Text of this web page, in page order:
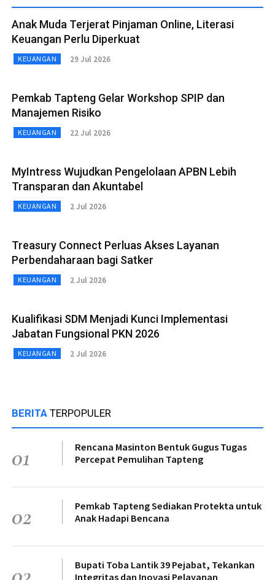
Anak Muda Terjerat Pinjaman Online, Literasi
Keuangan Perlu Diperkuat
KEUANGAN 29 Jul 2026
Pemkab Tapteng Gelar Workshop SPIP dan
Manajemen Risiko
KEUANGAN 22 Jul 2026
MyIntress Wujudkan Pengelolaan APBN Lebih
Transparan dan Akuntabel
KEUANGAN 2 Jul 2026
Treasury Connect Perluas Akses Layanan
Perbendaharaan bagi Satker
KEUANGAN 2 Jul 2026
Kualifikasi SDM Menjadi Kunci Implementasi
Jabatan Fungsional PKN 2026
KEUANGAN 2 Jul 2026
BERITA TERPOPULER
01
Rencana Masinton Bentuk Gugus Tugas
Percepat Pemulihan Tapteng
02
Pemkab Tapteng Sediakan Protekta untuk
Anak Hadapi Bencana
Bupati Toba Lantik 39 Pejabat, Tekankan
Integritas dan Inovasi Pelayanan